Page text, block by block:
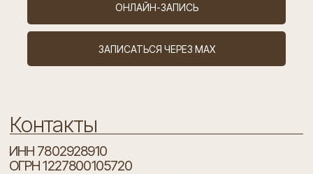
ОНЛАЙН-ЗАПИСЬ
ЗАПИСАТЬСЯ ЧЕРЕЗ MAX